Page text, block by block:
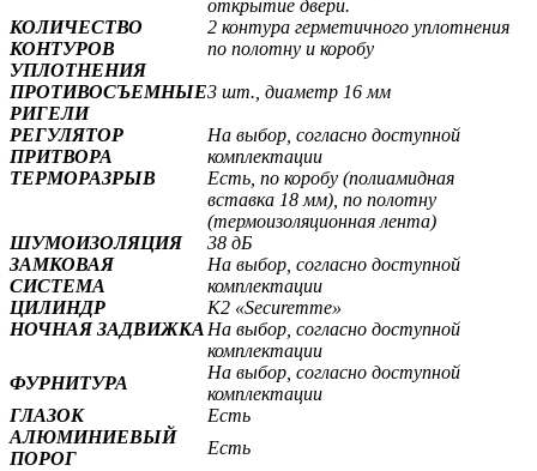
открытие двери.
КОЛИЧЕСТВО
КОНТУРОВ
УПЛОТНЕНИЯ
2 контура герметичного уплотнения
по полотну и коробу
ПРОТИВОСЪЕМНЫЕ
РИГЕЛИ
3 шт., диаметр 16 мм
РЕГУЛЯТОР
ПРИТВОРА
На выбор, согласно доступной
комплектации
ТЕРМОРАЗРЫВ
Есть, по коробу (полиамидная
вставка 18 мм), по полотну
(термоизоляционная лента)
ШУМОИЗОЛЯЦИЯ
38 дБ
ЗАМКОВАЯ
СИСТЕМА
На выбор, согласно доступной
комплектации
ЦИЛИНДР
К2 «Securemme»
НОЧНАЯ ЗАДВИЖКА На выбор, согласно доступной
комплектации
ФУРНИТУРА
На выбор, согласно доступной
комплектации
ГЛАЗОК
Есть
АЛЮМИНИЕВЫЙ
ПОРОГ
Есть